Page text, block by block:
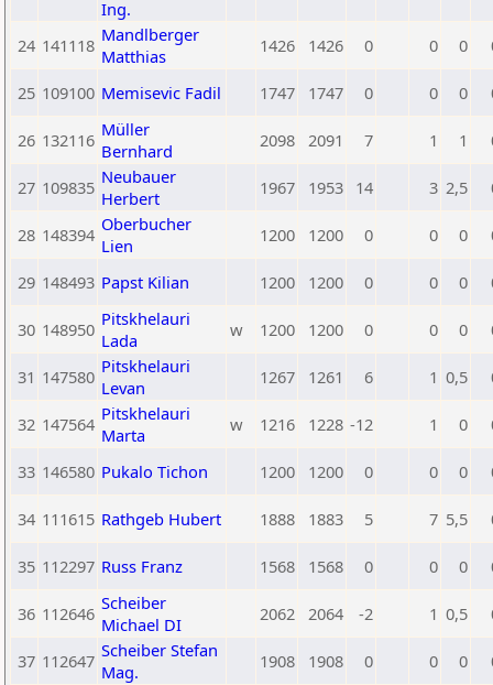
Ing.
24 141118 Mandlberger
Matthias
1426 1426 0 0 0
25 109100 Memisevic Fadil 1747 1747 0 0 0
26 132116 Müller
Bernhard
2098 2091 7 1 1
27 109835 Neubauer
Herbert
1967 1953 14 3 2,5
28 148394 Oberbucher
Lien
1200 1200 0 0 0
29 148493 Papst Kilian 1200 1200 0 0 0
30 148950 Pitskhelauri
Lada
w 1200 1200 0 0 0
31 147580 Pitskhelauri
Levan
1267 1261 6 1 0,5
32 147564 Pitskhelauri
Marta
w 1216 1228 -12 1 0
33 146580 Pukalo Tichon 1200 1200 0 0 0
34 111615 Rathgeb Hubert 1888 1883 5 7 5,5
35 112297 Russ Franz 1568 1568 0 0 0
36 112646 Scheiber
Michael DI
2062 2064 -2 1 0,5
37 112647 Scheiber Stefan
Mag.
1908 1908 0 0 0